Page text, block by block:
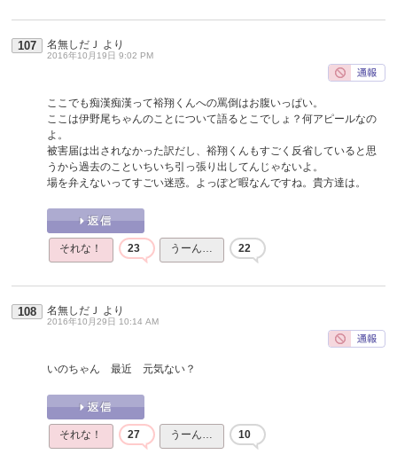
107 名無しだＪ より
2016年10月19日 9:02 PM
ここでも痴漢痴漢って裕翔くんへの罵倒はお腹いっぱい。
ここは伊野尾ちゃんのことについて語るとこでしょ？何アピールなの
よ。
被害届は出されなかった訳だし、裕翔くんもすごく反省していると思
うから過去のこといちいち引っ張り出してんじゃないよ。
場を弁えないってすごい迷惑。よっぽど暇なんですね。貴方達は。
それな！ 23 うーん… 22
108 名無しだＪ より
2016年10月29日 10:14 AM
いのちゃん 最近 元気ない？
それな！ 27 うーん… 10